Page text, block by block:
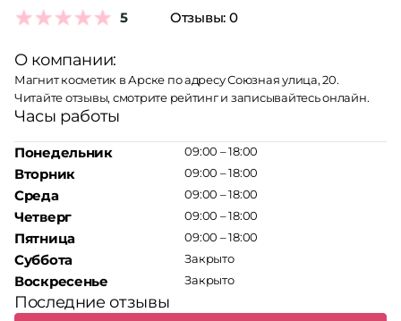
5 Отзывы: 0
О компании:
Магнит косметик в Арске по адресу Союзная улица, 20.
Читайте отзывы, смотрите рейтинг и записывайтесь онлайн.
Часы работы
Понедельник
Вторник
Среда
Четверг
Пятница
Суббота
Воскресенье
09:00 – 18:00
09:00 – 18:00
09:00 – 18:00
09:00 – 18:00
09:00 – 18:00
Закрыто
Закрыто
Последние отзывы